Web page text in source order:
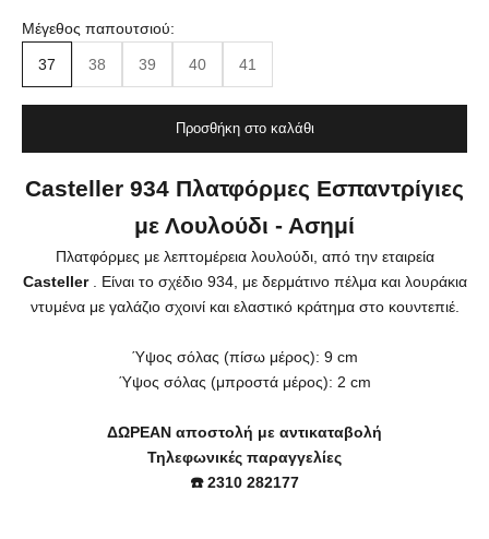
Μέγεθος παπουτσιού:
37 38 39 40 41
Προσθήκη στο καλάθι
Casteller 934 Πλατφόρμες Εσπαντρίγιες
με Λουλούδι - Ασημί
Πλατφόρμες με λεπτομέρεια λουλούδι, από την εταιρεία
Casteller. Είναι το σχέδιο 934, με δερμάτινο πέλμα και λουράκια
ντυμένα με γαλάζιο σχοινί και ελαστικό κράτημα στο κουντεπιέ.
Ύψος σόλας (πίσω μέρος): 9 cm
Ύψος σόλας (μπροστά μέρος): 2 cm
ΔΩΡΕΑΝ αποστολή με αντικαταβολή
Τηλεφωνικές παραγγελίες
☎️ 2310 282177